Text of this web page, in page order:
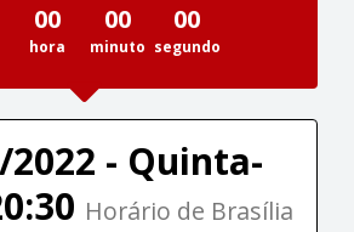
00
hora
00
minuto
00
segundo
2022 - Quinta-
Horário de Brasília